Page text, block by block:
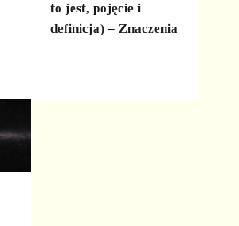
to jest, pojęcie i
definicja) – Znaczenia